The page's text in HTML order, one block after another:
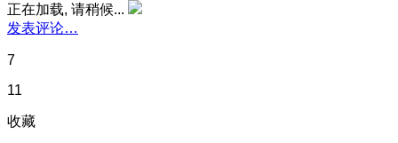
正在加载, 请稍候...
发表评论…
7
11
收藏